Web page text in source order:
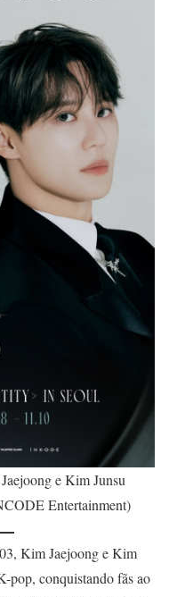
e Kim Junsu
Entertainment)
Kim Jaejoong e Kim
pop, conquistando fãs ao